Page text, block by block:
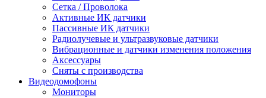
Сетка / Проволока
Активные ИК датчики
Пассивные ИК датчики
Радиолучевые и ультразвуковые датчики
Вибрационные и датчики изменения положения
Аксессуары
Сняты с производства
Видеодомофоны
Мониторы